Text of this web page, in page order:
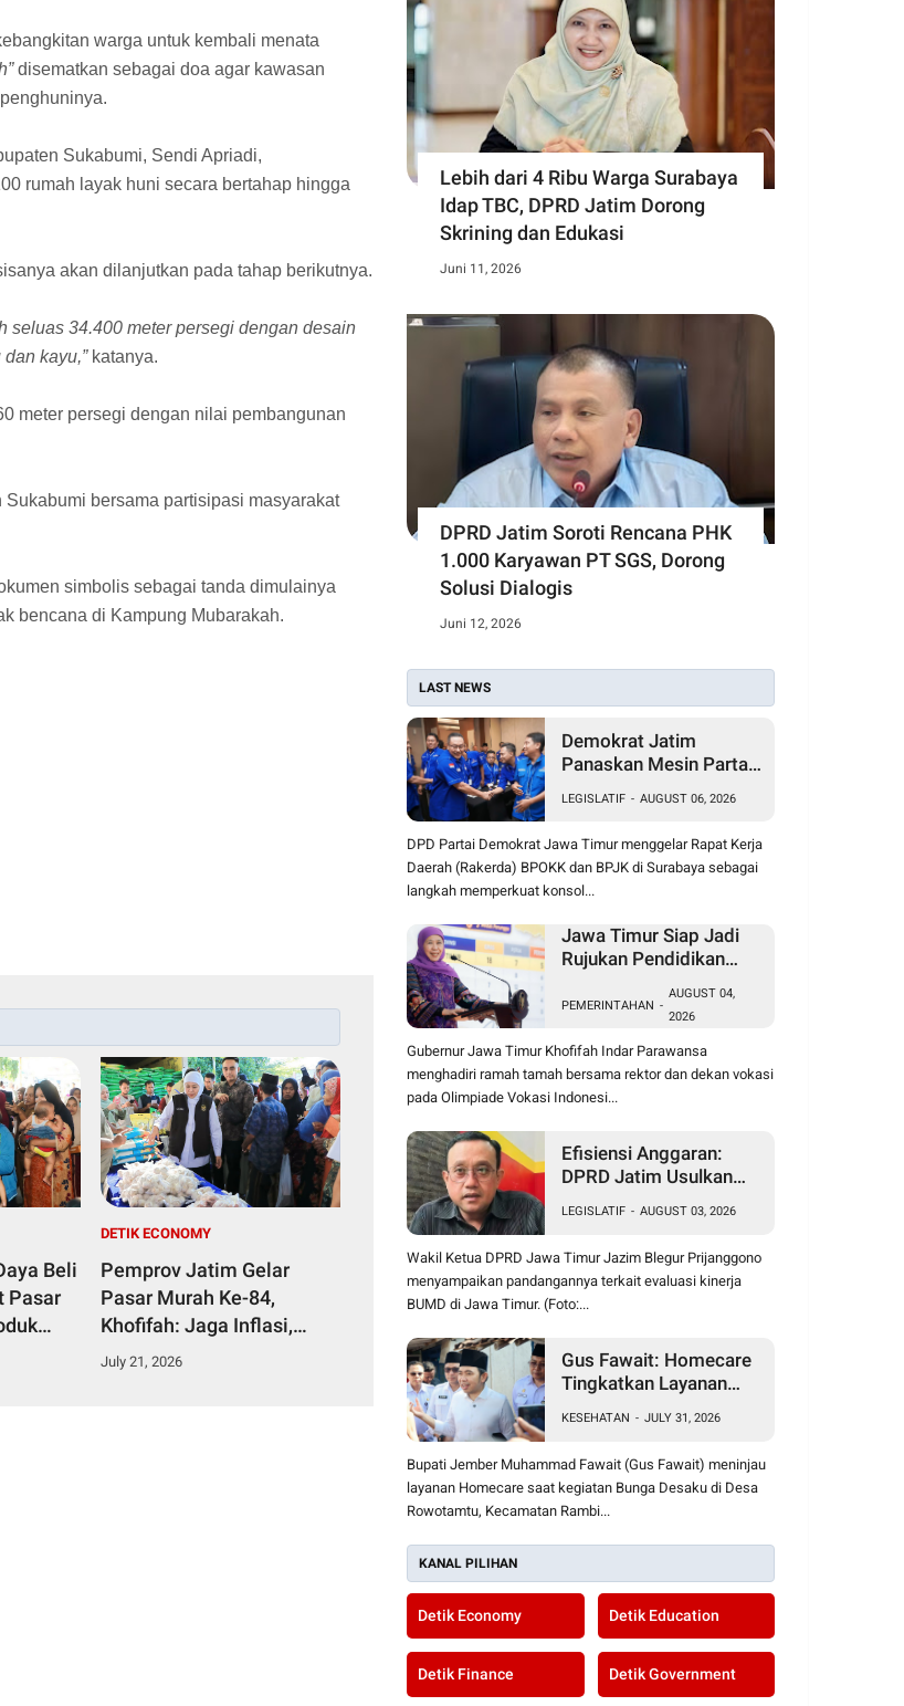
warga untuk kembali menata
disematkan sebagai doa agar kawasan
Sukabumi, Sendi Apriadi,
rumah layak huni secara bertahap hingga
akan dilanjutkan pada tahap berikutnya.
seluas 34.400 meter persegi dengan desain
kayu,”katanya.
meter persegi dengan nilai pembangunan
bersama partisipasi masyarakat
simbolis sebagai tanda dimulainya
bencana di Kampung Mubarakah.
Beli
Pasar
DETIK ECONOMY
Pemprov Jatim Gelar
Pasar Murah Ke-84,
Khofifah: Jaga Inflasi,
Perkuat Daya Beli dan
July 21, 2026
Lebih dari 4 Ribu Warga Surabaya
Idap TBC, DPRD Jatim Dorong
Skrining dan Edukasi
Juni 11, 2026
DPRD Jatim Soroti Rencana PHK
1.000 Karyawan PT SGS, Dorong
Solusi Dialogis
Juni 12, 2026
LAST NEWS
Demokrat Jatim
Panaskan Mesin Partai,
Hadapi Pemilu 2029
LEGISLATIF - AUGUST 06, 2026
DPD Partai Demokrat Jawa Timur menggelar Rapat Kerja
Daerah (Rakerda) BPOKK dan BPJK di Surabaya sebagai
langkah memperkuat konsol...
Jawa Timur Siap Jadi
Rujukan Pendidikan
Khofifah Bidik Daya
PEMERINTAHAN -
AUGUST 04,
2026
Gubernur Jawa Timur Khofifah Indar Parawansa
menghadiri ramah tamah bersama rektor dan dekan vokasi
pada Olimpiade Vokasi Indonesi...
Efisiensi Anggaran:
DPRD Jatim Usulkan
Produktif Berkontribusi
pada PAD
LEGISLATIF - AUGUST 03, 2026
Wakil Ketua DPRD Jawa Timur Jazim Blegur Prijanggono
menyampaikan pandangannya terkait evaluasi kinerja
BUMD di Jawa Timur. (Foto:...
Gus Fawait: Homecare
Tingkatkan Layanan
Asta Cita Presiden
KESEHATAN - JULY 31, 2026
Bupati Jember Muhammad Fawait (Gus Fawait) meninjau
layanan Homecare saat kegiatan Bunga Desaku di Desa
Rowotamtu, Kecamatan Rambi...
KANAL PILIHAN
Detik Economy Detik Education
Detik Finance Detik Government